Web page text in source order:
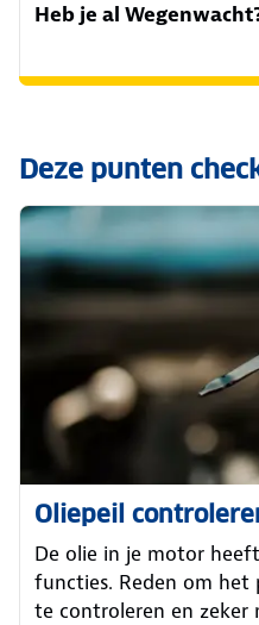
Heb je al
Deze punten
Oliepeil
De olie in je motor
functies. Reden om het
te controleren en zeker